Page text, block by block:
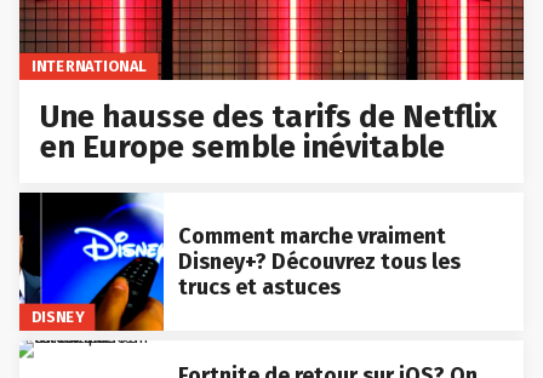
INTERNATIONAL
Une hausse des tarifs de Netflix
en Europe semble inévitable
DISNEY
Comment marche vraiment
Disney+? Découvrez tous les
trucs et astuces